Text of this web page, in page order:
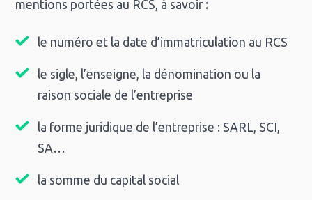
mentions portées au RCS, à savoir :
le numéro et la date d’immatriculation au RCS
le sigle, l’enseigne, la dénomination ou la
raison sociale de l’entreprise
la forme juridique de l’entreprise : SARL, SCI,
SA…
la somme du capital social